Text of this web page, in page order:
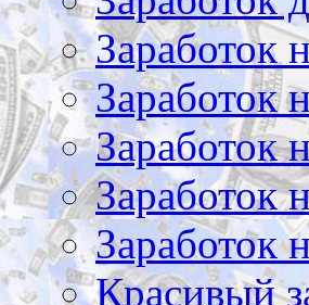
Заработок
Заработок
Заработок
Заработок
Заработок
Красивый